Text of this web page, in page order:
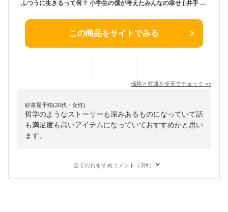
ふつうに生きるって何？ 小学生の僕が考えたみんなの幸せ [ 井手 英策 ]
この商品をサイトでみる
価格と在庫を楽天でチェック >>
砂茶屋千晴(20代・女性)
哲学のようなストーリーも深みあるものになっていて話
も満足度も高いアイテムになっていておすすめかと思い
ます。
全てのおすすめコメント（3件）